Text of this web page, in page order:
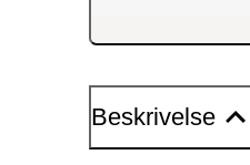
Beskrivelse